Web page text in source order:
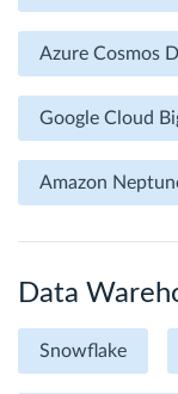
Azure Cosmos
Google Cloud
Amazon
Data
Snowflake